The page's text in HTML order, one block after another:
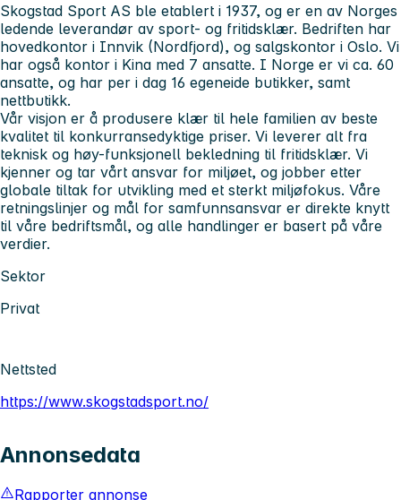
Skogstad Sport AS ble etablert i 1937, og er en av Norges
ledende leverandør av sport- og fritidsklær. Bedriften har
hovedkontor i Innvik (Nordfjord), og salgskontor i Oslo. Vi
har også kontor i Kina med 7 ansatte. I Norge er vi ca. 60
ansatte, og har per i dag 16 egeneide butikker, samt
nettbutikk.
Vår visjon er å produsere klær til hele familien av beste
kvalitet til konkurransedyktige priser. Vi leverer alt fra
teknisk og høy-funksjonell bekledning til fritidsklær. Vi
kjenner og tar vårt ansvar for miljøet, og jobber etter
globale tiltak for utvikling med et sterkt miljøfokus. Våre
retningslinjer og mål for samfunnsansvar er direkte knytt
til våre bedriftsmål, og alle handlinger er basert på våre
verdier.
Sektor
Privat
Nettsted
https://www.skogstadsport.no/
Annonsedata
Rapporter annonse